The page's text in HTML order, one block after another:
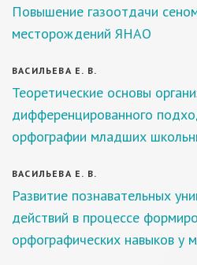
Повышение газоотдачи
месторождений ЯНАО
ВАСИЛЬЕВА Е. В.
Теоретические основы
дифференцированного
орфографии младших
ВАСИЛЬЕВА Е. В.
Развитие познавательных
действий в процессе
орфографических навыков у